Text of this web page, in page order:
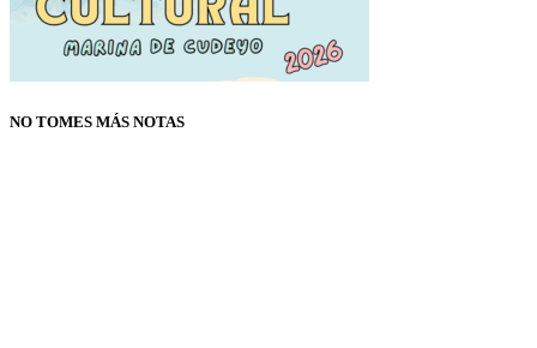
NO TOMES MÁS NOTAS